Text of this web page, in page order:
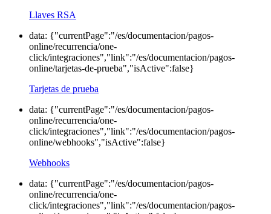
Llaves RSA
data: {"currentPage":"/es/documentacion/pagos-
online/recurrencia/one-
click/integraciones","link":"/es/documentacion/pagos-
online/tarjetas-de-prueba","isActive":false}
Tarjetas de prueba
data: {"currentPage":"/es/documentacion/pagos-
online/recurrencia/one-
click/integraciones","link":"/es/documentacion/pagos-
online/webhooks","isActive":false}
Webhooks
data: {"currentPage":"/es/documentacion/pagos-
online/recurrencia/one-
click/integraciones","link":"/es/documentacion/pagos-